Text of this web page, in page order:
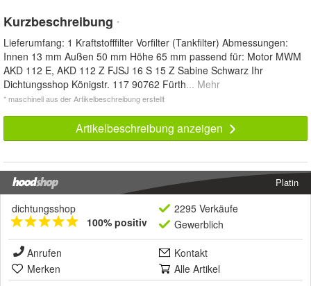
Kurzbeschreibung *
Lieferumfang: 1 Kraftstofffilter Vorfilter (Tankfilter) Abmessungen:
Innen 13 mm Außen 50 mm Höhe 65 mm passend für: Motor MWM
AKD 112 E, AKD 112 Z FJSJ 16 S 15 Z Sabine Schwarz Ihr
Dichtungsshop Königstr. 117 90762 Fürth... Mehr
* maschinell aus der Artikelbeschreibung erstellt
Artikelbeschreibung anzeigen
Platin
dichtungsshop
100% positiv
2295 Verkäufe
Gewerblich
Anrufen
Kontakt
Merken
Alle Artikel